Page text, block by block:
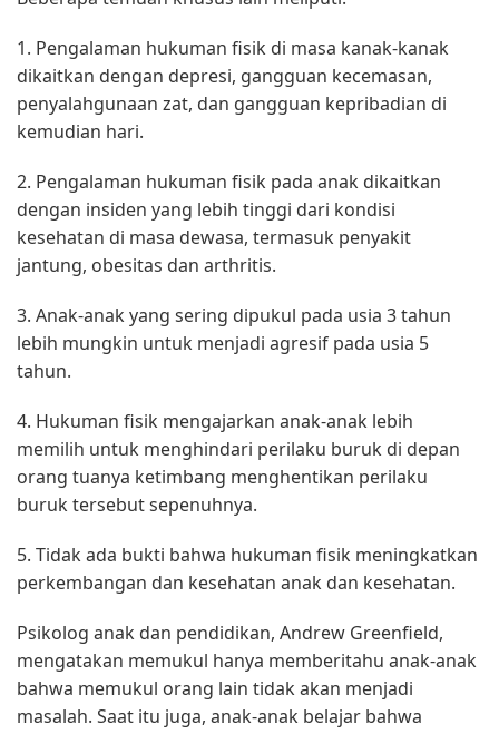
1. Pengalaman hukuman fisik di masa kanak-kanak
dikaitkan dengan depresi, gangguan kecemasan,
penyalahgunaan zat, dan gangguan kepribadian di
kemudian hari.
2. Pengalaman hukuman fisik pada anak dikaitkan
dengan insiden yang lebih tinggi dari kondisi
kesehatan di masa dewasa, termasuk penyakit
jantung, obesitas dan arthritis.
3. Anak-anak yang sering dipukul pada usia 3 tahun
lebih mungkin untuk menjadi agresif pada usia 5
tahun.
4. Hukuman fisik mengajarkan anak-anak lebih
memilih untuk menghindari perilaku buruk di depan
orang tuanya ketimbang menghentikan perilaku
buruk tersebut sepenuhnya.
5. Tidak ada bukti bahwa hukuman fisik meningkatkan
perkembangan dan kesehatan anak dan kesehatan.
Psikolog anak dan pendidikan, Andrew Greenfield,
mengatakan memukul hanya memberitahu anak-anak
bahwa memukul orang lain tidak akan menjadi
masalah. Saat itu juga, anak-anak belajar bahwa